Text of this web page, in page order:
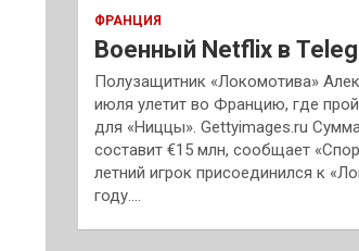
ФРАНЦИЯ
Военный Netflix в
Полузащитник «Локомотива»
июля улетит во Францию, где
для «Ниццы». Gettyimages.ru
составит €15 млн, сообщает
летний игрок присоединился к
году.…